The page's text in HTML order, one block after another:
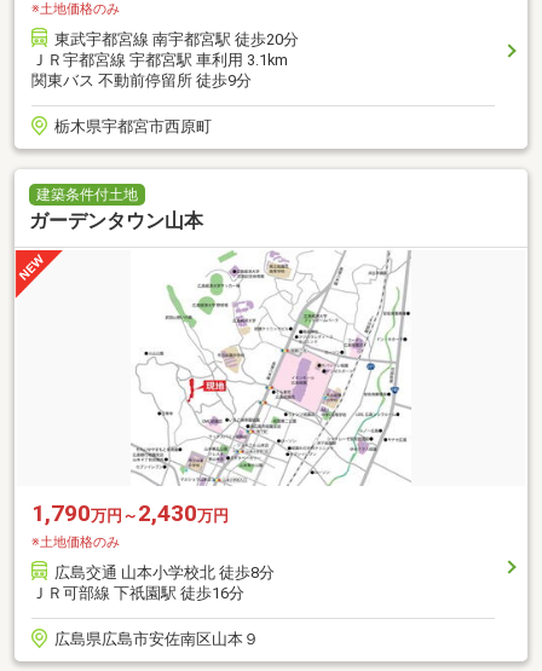
※土地価格のみ
東武宇都宮線 南宇都宮駅 徒歩20分
ＪＲ宇都宮線 宇都宮駅 車利用 3.1km
関東バス 不動前停留所 徒歩9分
栃木県宇都宮市西原町
建築条件付土地
ガーデンタウン山本
1,790万円～ 2,430万円
※土地価格のみ
広島交通 山本小学校北 徒歩8分
ＪＲ可部線 下祇園駅 徒歩16分
広島県広島市安佐南区山本９